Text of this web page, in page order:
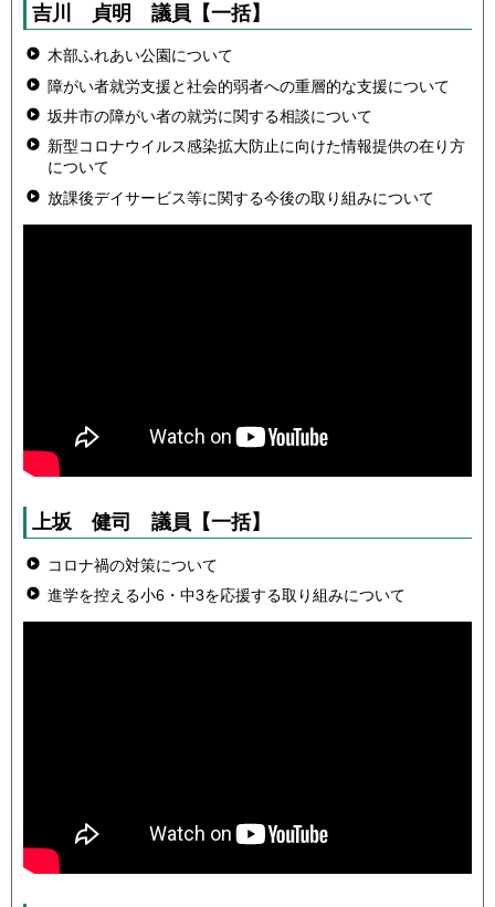
吉川 貞明 議員 【一括】
木部ふれあい公園について
障がい者就労支援と社会的弱者への重層的な支援について
坂井市の障がい者の就労に関する相談について
新型コロナウイルス感染拡大防止に向けた情報提供の在り方
について
放課後デイサービス等に関する今後の取り組みについて
上坂 健司 議員 【一括】
コロナ禍の対策について
進学を控える小6・中3を応援する取り組みについて